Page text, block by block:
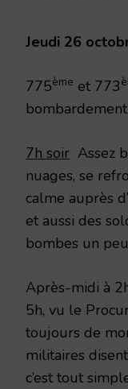
Jeudi 26
775ème et 773
bombardement
7h soir Assez
nuages, se
calme auprès
et aussi des
bombes un
Après-midi à
5h, vu le
toujours de
militaires
c’est tout